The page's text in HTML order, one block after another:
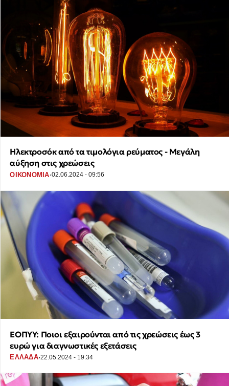
Ηλεκτροσόκ από τα τιμολόγια ρεύματος - Μεγάλη
αύξηση στις χρεώσεις
ΟΙΚΟΝΟΜΙΑ·02.06.2024 - 09:56
ΕΟΠΥΥ: Ποιοι εξαιρούνται από τις χρεώσεις έως 3
ευρώ για διαγνωστικές εξετάσεις
ΕΛΛΑΔΑ·22.05.2024 - 19:34